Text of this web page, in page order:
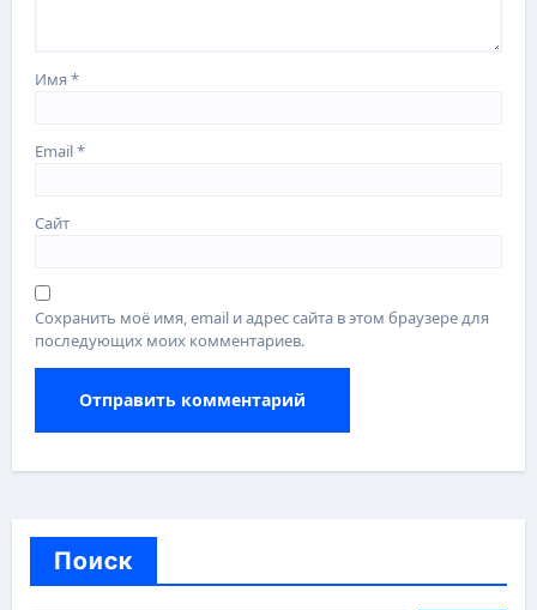
Имя*
Email*
Сайт
Сохранить моё имя, email и адрес сайта в этом браузере для
последующих моих комментариев.
Поиск